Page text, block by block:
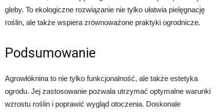
gleby. To ekologiczne rozwiązanie nie tylko ułatwia pielęgnację
roślin, ale także wspiera zrównoważone praktyki ogrodnicze.
Podsumowanie
Agrowłóknina to nie tylko funkcjonalność, ale także estetyka
ogrodu. Jej zastosowanie pozwala utrzymać optymalne warunki
wzrostu roślin i poprawić wygląd otoczenia. Doskonale